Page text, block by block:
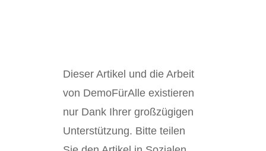
Dieser Artikel und die Arbeit
von DemoFürAlle existieren
nur Dank Ihrer großzügigen
Unterstützung. Bitte teilen